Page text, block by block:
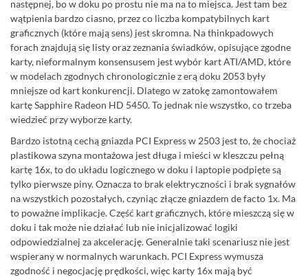
następnej, bo w doku po prostu nie ma na to miejsca. Jest tam bez
wątpienia bardzo ciasno, przez co liczba kompatybilnych kart
graficznych (które mają sens) jest skromna. Na thinkpadowych
forach znajdują się listy oraz zeznania świadków, opisujące zgodne
karty, nieformalnym konsensusem jest wybór kart ATI/AMD, które
w modelach zgodnych chronologicznie z erą doku 2053 były
mniejsze od kart konkurencji. Dlatego w zatokę zamontowałem
kartę Sapphire Radeon HD 5450. To jednak nie wszystko, co trzeba
wiedzieć przy wyborze karty.
Bardzo istotną cechą gniazda PCI Express w 2503 jest to, że chociaż
plastikowa szyna montażowa jest długa i mieści w kleszczu pełną
kartę 16x, to do układu logicznego w doku i laptopie podpięte są
tylko pierwsze piny. Oznacza to brak elektryczności i brak sygnałów
na wszystkich pozostałych, czyniąc złącze gniazdem de facto 1x. Ma
to poważne implikacje. Część kart graficznych, które mieszczą się w
doku i tak może nie działać lub nie inicjalizować logiki
odpowiedzialnej za akcelerację. Generalnie taki scenariusz nie jest
wspierany w normalnych warunkach. PCI Express wymusza
zgodność i negocjację prędkości, więc karty 16x mają być